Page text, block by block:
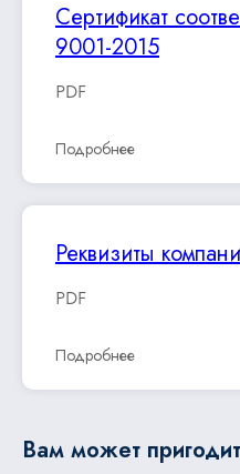
Сертификат
9001-2015
PDF
Подробнее
Реквизиты
PDF
Подробнее
Вам может